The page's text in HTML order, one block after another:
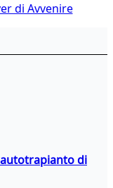
di Avvenire
di